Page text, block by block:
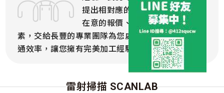
提出相對應的方案，我們深知您最
在意的報價、交期及可行性等等因
素，交給長豐的專業團隊為您處理，可以最大化溝
通效率，讓您擁有完美加工經驗！
雷射掃描 SCANLAB